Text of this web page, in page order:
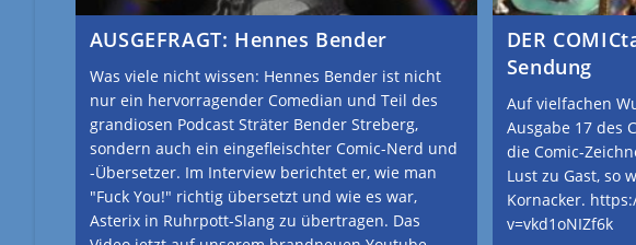
AUSGEFRAGT: Hennes Bender
Was viele nicht wissen: Hennes Bender ist nicht
nur ein hervorragender Comedian und Teil des
grandiosen Podcast Sträter Bender Streberg,
sondern auch ein eingefleischter Comic-Nerd und
-Übersetzer. Im Interview berichtet er, wie man
"Fuck You!" richtig übersetzt und wie es war,
Asterix in Ruhrpott-Slang zu übertragen. Das
DER
Sendung
Auf vielfachen
Ausgabe 17 des
die Comic-
Lust zu Gast, so
Kornacker.
v=vkd1oNIZf6k